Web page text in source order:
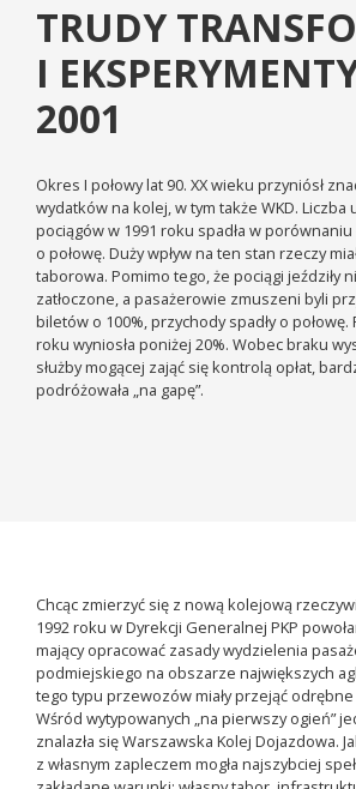
TRUDY
I
2001
Okres I połowy lat 90. XX wieku przyniósł
wydatków na kolej, w tym także WKD. Liczba
pociągów w 1991 roku spadła w
o połowę. Duży wpływ na ten stan rzeczy
taborowa. Pomimo tego, że pociągi jeździły
zatłoczone, a pasażerowie zmuszeni byli
biletów o 100%, przychody spadły o połowę.
roku wyniosła poniżej 20%. Wobec braku
służby mogącej zająć się kontrolą opłat,
podróżowała „na gapę”.
Chcąc zmierzyć się z nową kolejową
1992 roku w Dyrekcji Generalnej PKP
mający opracować zasady wydzielenia
podmiejskiego na obszarze największych
tego typu przewozów miały przejąć
Wśród wytypowanych „na pierwszy ogień”
znalazła się Warszawska Kolej Dojazdowa.
z własnym zapleczem mogła najszybciej